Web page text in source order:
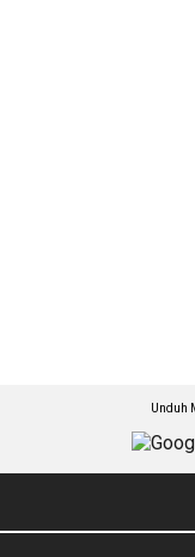
Unduh